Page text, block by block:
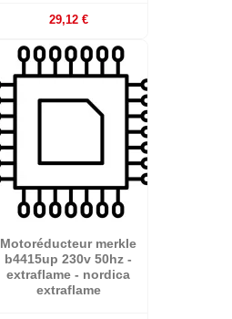
29,12 €
Motoréducteur merkle
b4415up 230v 50hz -
extraflame - nordica
extraflame